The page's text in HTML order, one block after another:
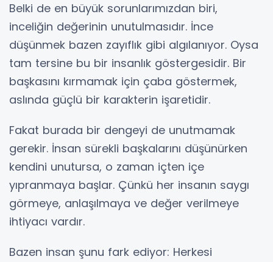
Belki de en büyük sorunlarımızdan biri,
inceliğin değerinin unutulmasıdır. İnce
düşünmek bazen zayıflık gibi algılanıyor. Oysa
tam tersine bu bir insanlık göstergesidir. Bir
başkasını kırmamak için çaba göstermek,
aslında güçlü bir karakterin işaretidir.
Fakat burada bir dengeyi de unutmamak
gerekir. İnsan sürekli başkalarını düşünürken
kendini unutursa, o zaman içten içe
yıpranmaya başlar. Çünkü her insanın saygı
görmeye, anlaşılmaya ve değer verilmeye
ihtiyacı vardır.
Bazen insan şunu fark ediyor: Herkesi